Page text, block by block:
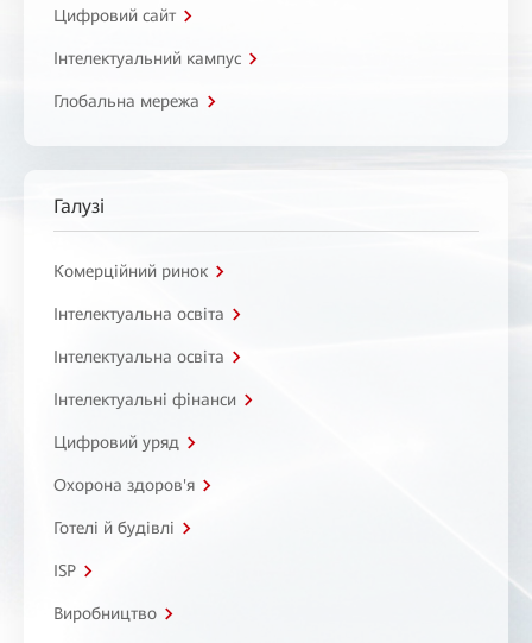
Цифровий сайт
Інтелектуальний кампус
Глобальна мережа
Галузі
Комерційний ринок
Інтелектуальна освіта
Інтелектуальна освіта
Інтелектуальні фінанси
Цифровий уряд
Охорона здоров'я
Готелі й будівлі
ISP
Виробництво